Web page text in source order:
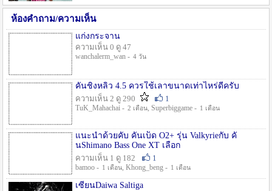
ห้องคำถาม/ความเห็น
แก่งกระจาน
ความเห็น 0 ดู 47
wanchalerm_wan - 4 วัน
คันชิงหลิว 4.5 ควรใช้เลาขนาดเท่าไหร่ดีครับ
ความเห็น 2 ดู 290
1
TuK_Mahachai - 2 เดือน, Superbiggame - 1 เดือน
แนะนำด้วยคับ คันเบ็ด O2+ รุ่น Valkyrieกับ คั
นShimano Bass One XT เลือก
ความเห็น 1 ดู 182
1
bamoo - 1 เดือน, Khong_beng - 1 เดือน
เซียนDaiwa Saltiga